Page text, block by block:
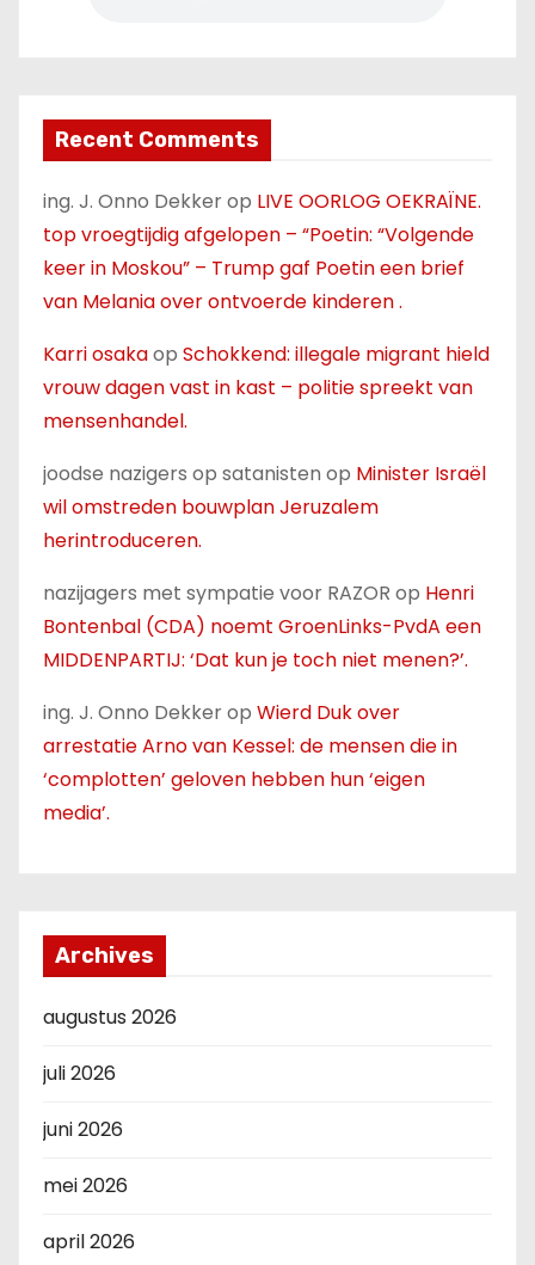
Recent Comments
ing. J. Onno Dekkerop LIVE OORLOG OEKRAÏNE.
top vroegtijdig afgelopen – “Poetin: “Volgende
keer in Moskou” – Trump gaf Poetin een brief
van Melania over ontvoerde kinderen .
Karri osakaop Schokkend: illegale migrant hield
vrouw dagen vast in kast – politie spreekt van
mensenhandel.
joodse nazigers op satanisten op Minister Israël
wil omstreden bouwplan Jeruzalem
herintroduceren.
nazijagers met sympatie voor RAZOR op Henri
Bontenbal (CDA) noemt GroenLinks-PvdA een
MIDDENPARTIJ: ‘Dat kun je toch niet menen?’.
ing. J. Onno Dekkerop Wierd Duk over
arrestatie Arno van Kessel: de mensen die in
‘complotten’ geloven hebben hun ‘eigen
media’.
Archives
augustus 2026
juli 2026
juni 2026
mei 2026
april 2026